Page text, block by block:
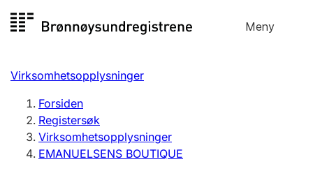
til
Meny
Registersøk
Aksjeselskap
Enkeltpersonforetak
Registrere, endre, slette
Virksomhetsopplysninger
Forsiden
Registersøk
Virksomhetsopplysninger
EMANUELSENS BOUTIQUE